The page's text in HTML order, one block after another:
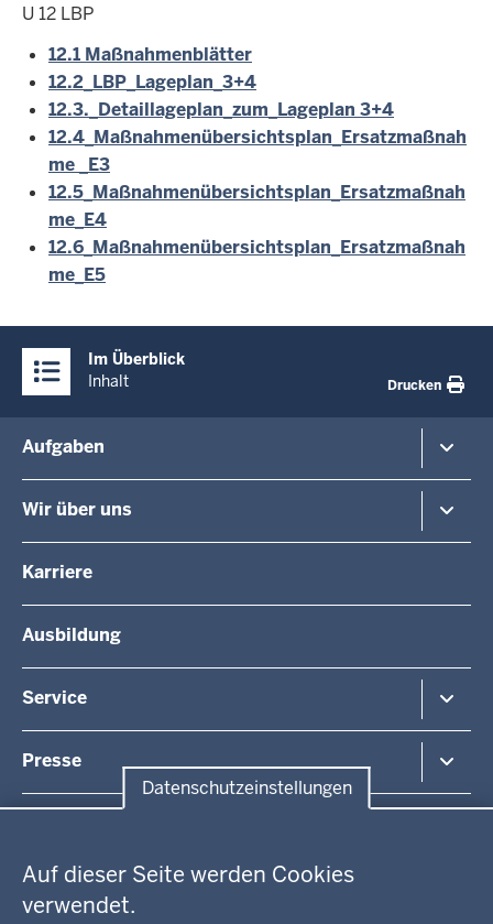
Datenschutzeinstellungen
Auf dieser Seite werden Cookies
verwendet.
U 12 LBP
12.1 Maßnahmenblätter
12.2_LBP_Lageplan_3+4
12.3._Detaillageplan_zum_Lageplan 3+4
12.4_Maßnahmenübersichtsplan_Ersatzmaßnah
me _E3
12.5_Maßnahmenübersichtsplan_Ersatzmaßnah
me_E4
12.6_Maßnahmenübersichtsplan_Ersatzmaßnah
me_E5
Inhalte
Im Überblick
Inhalt
Drucken
in
der
Fußzeile
Aufgaben
Gesundheit und Soziales
Umwelt und Naturschutz
Arbeitsschutz
Fördermittel
Wir über uns
Organisationsstruktur
Unsere Aufgaben
Integration
Karriere
Ausbildung
Service
Presse
Pressemitteilung suchen
WEITERE LINKS